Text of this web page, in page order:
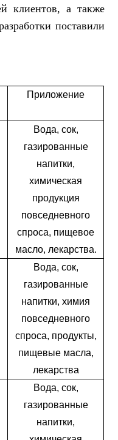
клиентов, а также
поставили
Приложение
Вода, сок,
газированные
напитки,
химическая
продукция
повседневного
спроса, пищевое
масло, лекарства.
Вода, сок,
газированные
напитки, химия
повседневного
спроса, продукты,
пищевые масла,
лекарства
Вода, сок,
газированные
напитки,